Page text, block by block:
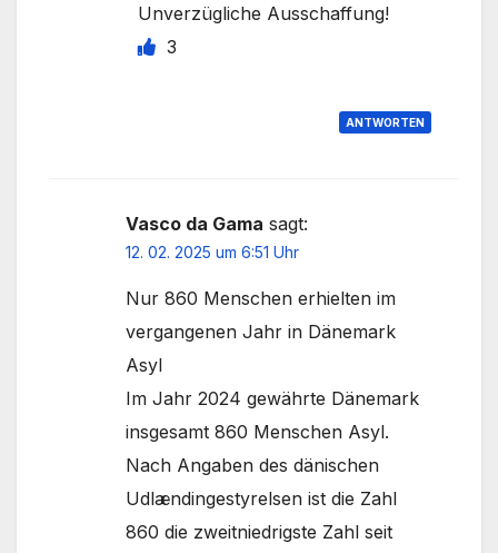
Unverzügliche Ausschaffung!
3
ANTWORTEN
Vasco da Gama sagt:
12. 02. 2025 um 6:51 Uhr
Nur 860 Menschen erhielten im
vergangenen Jahr in Dänemark
Asyl
Im Jahr 2024 gewährte Dänemark
insgesamt 860 Menschen Asyl.
Nach Angaben des dänischen
Udlændingestyrelsen ist die Zahl
860 die zweitniedrigste Zahl seit